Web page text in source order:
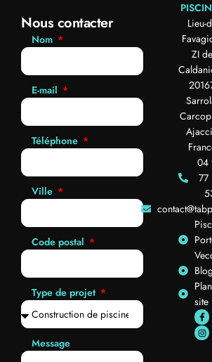
Nous contacter
Nom
E-mail
Téléphone
Ville
Code postal
Type de projet
Message
Lieu-
ZI de
04
77
Blog
site